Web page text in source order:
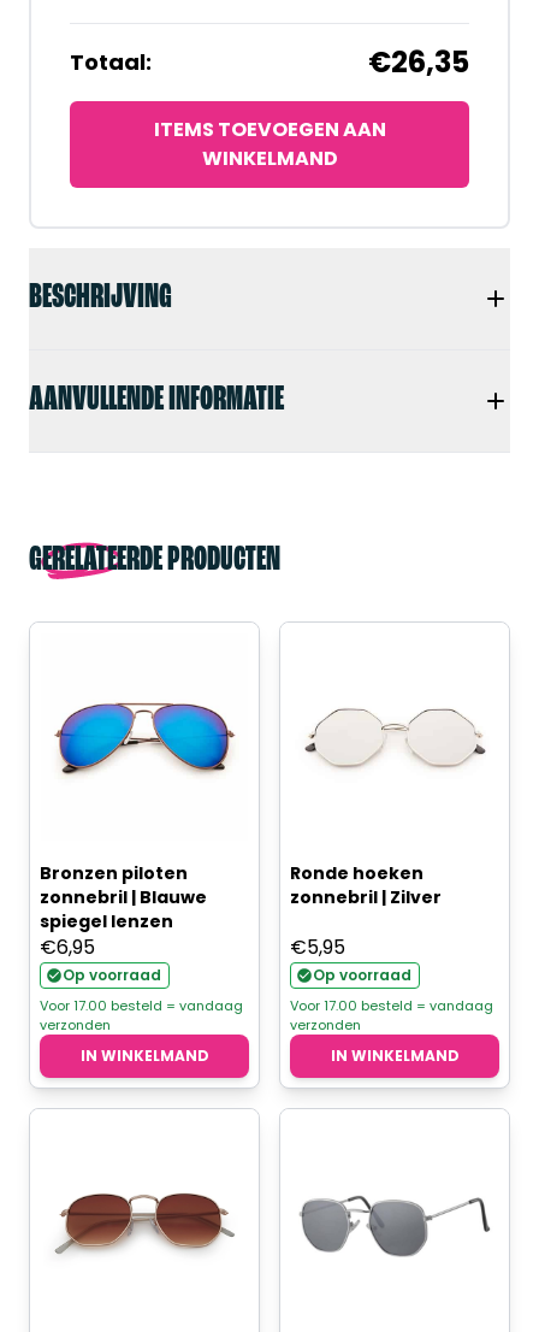
BESCHRIJVING
AANVULLENDE INFORMATIE
Totaal: €26,35
ITEMS TOEVOEGEN AAN
WINKELMAND
GERELATEERDE PRODUCTEN
Bronzen piloten
zonnebril | Blauwe
spiegel lenzen
€6,95
Op voorraad
Voor 17.00 besteld = vandaag
verzonden
IN WINKELMAND
Ronde hoeken
zonnebril | Zilver
€5,95
Op voorraad
Voor 17.00 besteld = vandaag
verzonden
IN WINKELMAND